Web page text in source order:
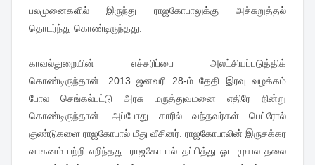
பலமுனைகளில் இருந்து ராஜகோபாலுக்கு அச்சுறுத்தல்
தொடர்ந்து கொண்டிருந்தது.
காவல்துறையின் எச்சரிப்பை அலட்சியப்படுத்திக்
கொண்டிருந்தான். 2013 ஜனவரி 28-ம் தேதி இரவு வழக்கம்
போல செங்கல்பட்டு அரசு மருத்துவமனை எதிரே நின்று
கொண்டிருந்தான். அப்போது காரில் வந்தவர்கள் பெட்ரோல்
குண்டுகளை ராஜகோபால் மீது வீசினர். ராஜகோபாலின் இருசக்கர
வாகனம் பற்றி எறிந்தது. ராஜகோபால் தப்பித்து ஓட முயல தலை